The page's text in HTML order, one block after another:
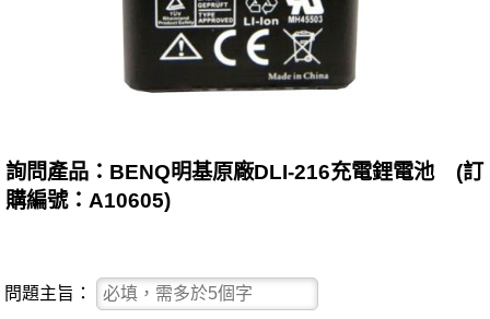
詢問產品：BENQ明基原廠DLI-216充電鋰電池 (訂
購編號：A10605)
問題主旨：